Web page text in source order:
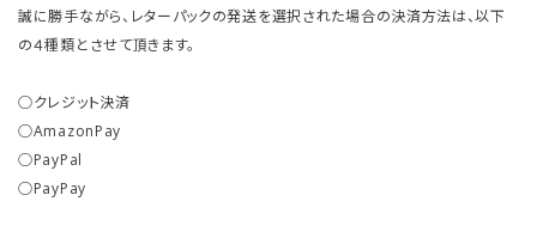
誠に勝手ながら、レターパックの発送を選択された場合の決済方法は、以下
の４種類とさせて頂きます。
○クレジット決済
○AmazonPay
○PayPal
○PayPay